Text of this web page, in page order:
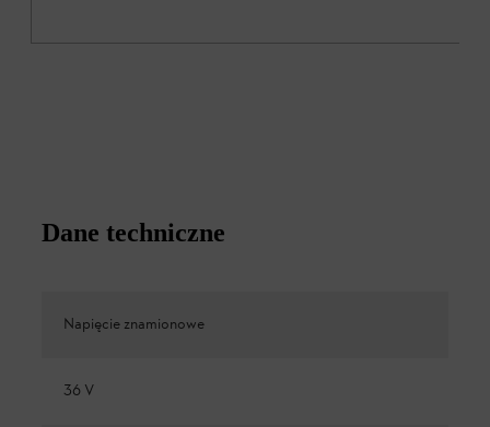
Dane techniczne
Napięcie znamionowe
36 V